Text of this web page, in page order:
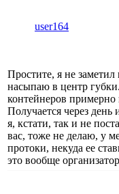
user164
Простите, я не
насыпаю в центр
контейнеров
Получается через
я, кстати, так и не
вас, тоже не делаю, у
протоки, некуда ее
это вообще